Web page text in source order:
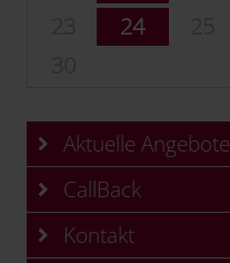
24
Aktuelle Angebote
CallBack
Kontakt